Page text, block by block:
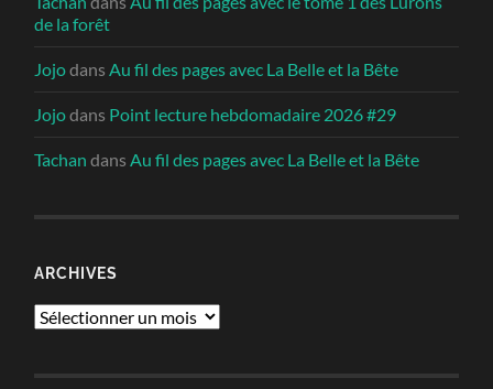
de la forêt
JojodansAu fil des pages avec La Belle et la Bête
Jojodans Point lecture hebdomadaire 2026 #29
Tachan dansAu fil des pages avec La Belle et la Bête
ARCHIVES
Archives